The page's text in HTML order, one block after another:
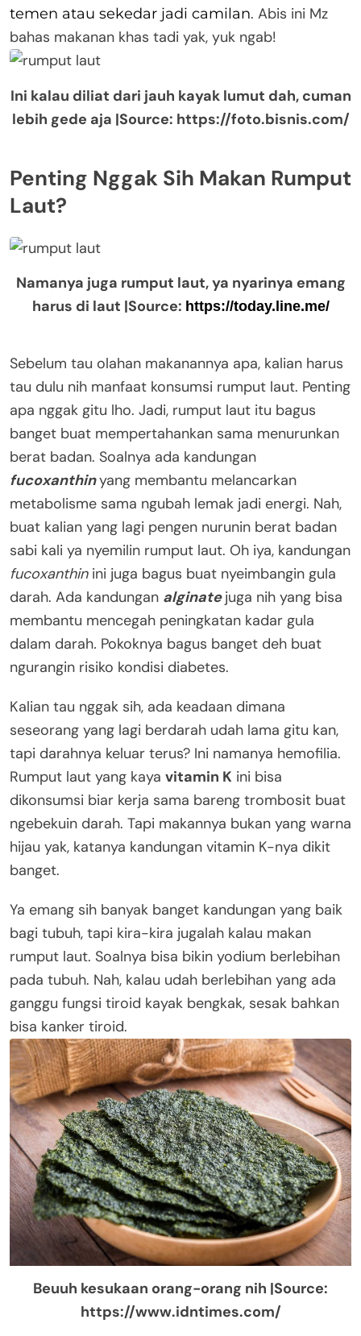
temen atau sekedar jadi camilan. Abis ini Mz
bahas makanan khas tadi yak, yuk ngab!
Ini kalau diliat dari jauh kayak lumut dah, cuman
lebih gede aja |Source: https://foto.bisnis.com/
Penting Nggak Sih Makan Rumput
Laut?
Namanya juga rumput laut, ya nyarinya emang
harus di laut |Source: https://today.line.me/
Sebelum tau olahan makanannya apa, kalian harus
tau dulu nih manfaat konsumsi rumput laut. Penting
apa nggak gitu lho. Jadi, rumput laut itu bagus
banget buat mempertahankan sama menurunkan
berat badan. Soalnya ada kandungan
fucoxanthinyang membantu melancarkan
metabolisme sama ngubah lemak jadi energi. Nah,
buat kalian yang lagi pengen nurunin berat badan
sabi kali ya nyemilin rumput laut. Oh iya, kandungan
fucoxanthin ini juga bagus buat nyeimbangin gula
darah. Ada kandungan alginatejuga nih yang bisa
membantu mencegah peningkatan kadar gula
dalam darah. Pokoknya bagus banget deh buat
ngurangin risiko kondisi diabetes.
Kalian tau nggak sih, ada keadaan dimana
seseorang yang lagi berdarah udah lama gitu kan,
tapi darahnya keluar terus? Ini namanya hemofilia.
Rumput laut yang kaya vitamin K ini bisa
dikonsumsi biar kerja sama bareng trombosit buat
ngebekuin darah. Tapi makannya bukan yang warna
hijau yak, katanya kandungan vitamin K-nya dikit
banget.
Ya emang sih banyak banget kandungan yang baik
bagi tubuh, tapi kira-kira jugalah kalau makan
rumput laut. Soalnya bisa bikin yodium berlebihan
pada tubuh. Nah, kalau udah berlebihan yang ada
ganggu fungsi tiroid kayak bengkak, sesak bahkan
bisa kanker tiroid.
Beuuh kesukaan orang-orang nih |Source:
https://www.idntimes.com/